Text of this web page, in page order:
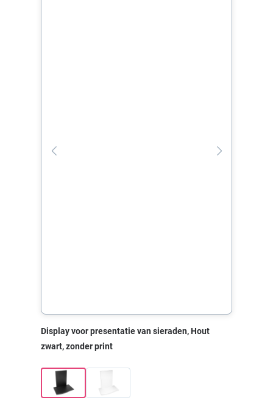
Display voor presentatie van sieraden, Hout
zwart, zonder print